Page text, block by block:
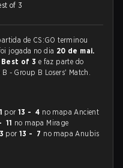
of 3
de CS:GO terminou
jogada no dia 20 de mai.
Best of 3 e faz parte do
- Group B Losers' Match.
por13 - 4 no mapa Ancient
11 no mapa Mirage
por13 - 7 no mapa Anubis